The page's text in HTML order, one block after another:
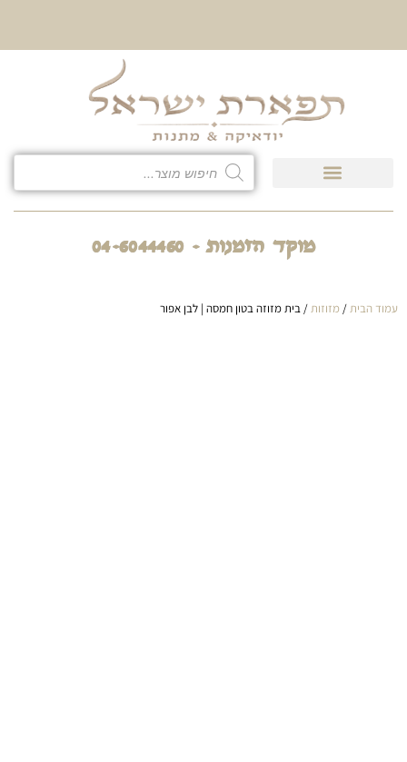
מוקד הזמנות - 04-6044460
עמוד הבית/ מזוזות/ בית מזוזה בטון חמסה | לבן אפור